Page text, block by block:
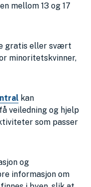
mellom 13 og 17
gratis eller svært
minoritetskvinner,
kan
veiledning og hjelp
som passer
og
informasjon om